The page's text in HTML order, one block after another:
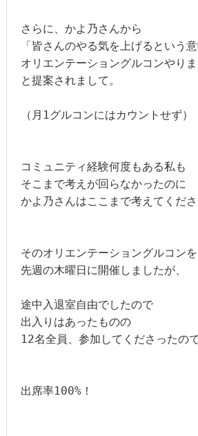
さらに、かよ乃さんから
「皆さんのやる気を上げるという
オリエンテーショングルコンやりま
と提案されまして。
（月1グルコンにはカウントせず）
コミュニティ経験何度もある私も
そこまで考えが回らなかったのに
かよ乃さんはここまで考えてくださ
そのオリエンテーショングルコンを
先週の木曜日に開催しましたが、
途中入退室自由でしたので
出入りはあったものの
12名全員、参加してくださったの
出席率100%！